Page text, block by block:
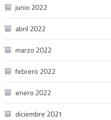
junio 2022
abril 2022
marzo 2022
febrero 2022
enero 2022
diciembre 2021